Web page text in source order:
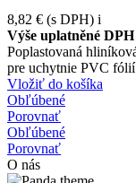
8,82 € (s DPH) i
Výše uplatněné
Poplastovaná
pre uchytnie PVC
Vložiť do košíka
Obľúbené
Porovnať
Obľúbené
Porovnať
O nás